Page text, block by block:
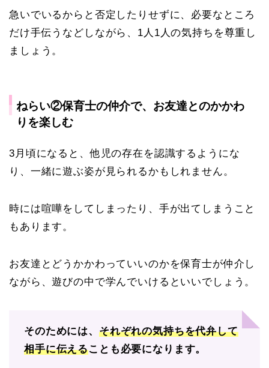
急いでいるからと否定したりせずに、必要なところ
だけ手伝うなどしながら、1人1人の気持ちを尊重し
ましょう。
ねらい②保育士の仲介で、お友達とのかかわ
りを楽しむ
3月頃になると、他児の存在を認識するようにな
り、一緒に遊ぶ姿が見られるかもしれません。
時には喧嘩をしてしまったり、手が出てしまうこと
もあります。
お友達とどうかかわっていいのかを保育士が仲介し
ながら、遊びの中で学んでいけるといいでしょう。
そのためには、 それぞれの気持ちを代弁して
相手に伝えることも必要になります。